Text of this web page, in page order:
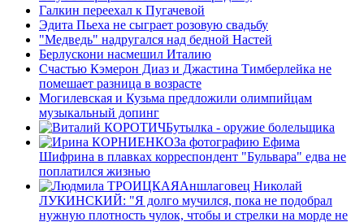
Галкин переехал к Пугачевой
Эдита Пьеха не сыграет розовую свадьбу
"Медведь" надругался над бедной Настей
Берлускони насмешил Италию
Счастью Кэмерон Диаз и Джастина Тимберлейка не
помешает разница в возрасте
Могилевская и Кузьма предложили олимпийцам
музыкальный допинг
Бутылка - оружие болельщика
За фотографию Ефима
Шифрина в плавках корреспондент "Бульвара" едва не
поплатился жизнью
Аншлаговец Николай
ЛУКИНСКИЙ: "Я долго мучился, пока не подобрал
нужную плотность чулок, чтобы и стрелки на морде не